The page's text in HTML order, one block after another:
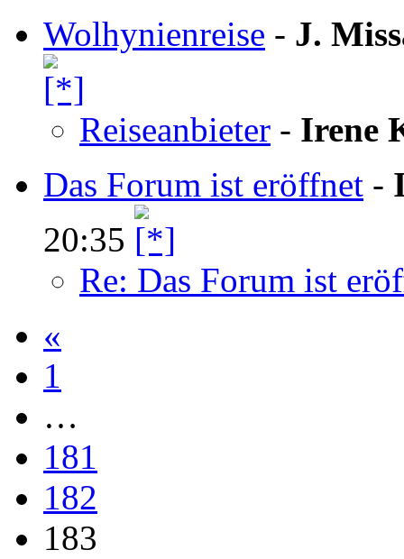
Wolhynienreise - J.
Reiseanbieter - Irene
Das Forum ist eröffnet -
20:35
Re: Das Forum ist
«
1
…
181
182
183